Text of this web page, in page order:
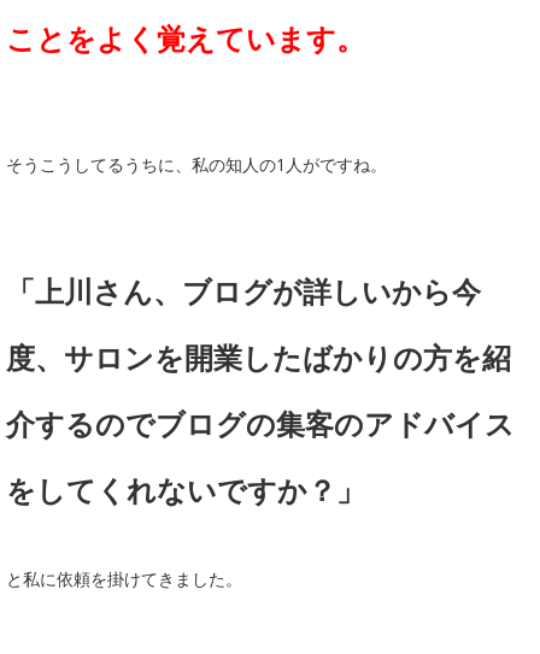
ことをよく覚えています。
そうこうしてるうちに、私の知人の1人がですね。
「上川さん、ブログが詳しいから今
度、サロンを開業したばかりの方を紹
介するのでブログの集客のアドバイス
をしてくれないですか？」
と私に依頼を掛けてきました。